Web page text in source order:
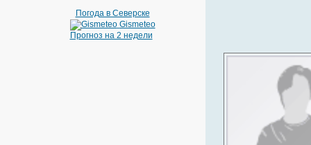
Погода в Северске
Gismeteo
Прогноз на 2 недели